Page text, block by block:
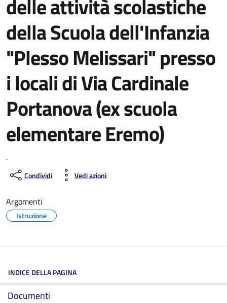
delle attività scolastiche
della Scuola dell'Infanzia
"Plesso Melissari" presso
i locali di Via Cardinale
Portanova (ex scuola
elementare Eremo)
.
Condividi Vedi azioni
Argomenti
Istruzione
INDICE DELLA PAGINA
Documenti